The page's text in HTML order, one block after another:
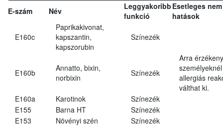
E-szám Név
Leggyakoribb
funkció
Esetleges
hatások
E160c
Paprikakivonat,
kapszantin,
kapszorubin
Színezék
E160b
Annatto, bixin,
norbixin
Színezék
Arra érzékeny
személyeknél
allergiás
válthat ki.
E160a
Karotinok
Színezék
E155
Barna HT
Színezék
E153
Növényi szén
Színezék